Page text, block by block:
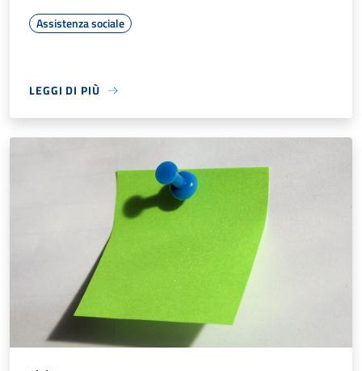
Assistenza sociale
LEGGI DI PIÙ